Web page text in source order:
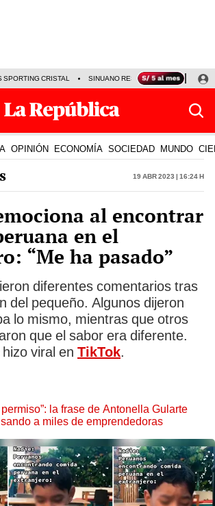
CRISTAL SINUANO RESULTADOS HOY
OPINIÓN ECONOMÍA SOCIEDAD MUNDO
19 Abr 2023 | 16:24 h
al encontrar
en el
“Me ha pasado”
diferentes comentarios tras
del pequeño. Algunos dijeron
lo mismo, mientras que otros
que el sabor era diferente.
viral en TikTok.
la frase de Antonella Gularte
a miles de emprendedoras